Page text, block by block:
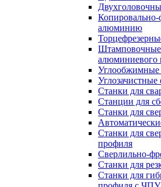
Копировально-
алюминию
Штамповочные
алюминиевого
Углообжимные
Углозачистные
Станки для
Станции для
Станки для
Станки для
профиля
Сверлильно-
Станки для
Станки для